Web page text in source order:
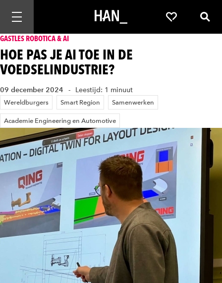
Mobiele navigatie openen Favorieten
GASTLES ROBOTICA & AI
HOE PAS JE AI TOE IN DE
VOEDSELINDUSTRIE?
09 december 2024 Leestijd: 1 minuut
Wereldburgers Smart Region Samenwerken
Academie Engineering en Automotive